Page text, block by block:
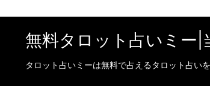
無料タロット占いミー|
タロット占いミーは無料で占えるタロット占い